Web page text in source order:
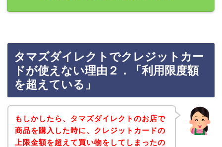
タマズダイレクトでクレジットカー
ドが使えない理由２．「利用限度額
を超えている」
もしかしたら、タマズダイレクトのお店で
商品を購入した時に、クレジットカードの
上限金額を超えて買い物をしてしまったの